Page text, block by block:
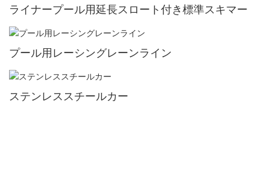
ライナープール用延長スロート付き標準スキマー
プール用レーシングレーンライン
ステンレススチールカー